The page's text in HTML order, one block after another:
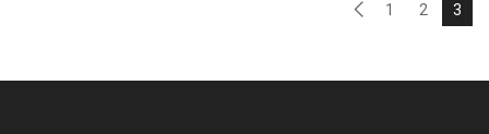
1 2 3